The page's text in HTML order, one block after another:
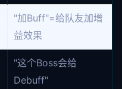
"加Buff"=给队友加增
益效果
"这个Boss会给
Debuff"